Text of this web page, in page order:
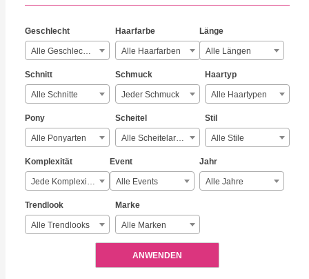
Geschlecht
Alle Geschlechter
Haarfarbe
Alle Haarfarben
Länge
Alle Längen
Schnitt
Alle Schnitte
Schmuck
Jeder Schmuck
Haartyp
Alle Haartypen
Pony
Alle Ponyarten
Scheitel
Alle Scheitelarten
Stil
Alle Stile
Komplexität
Jede Komplexität
Event
Alle Events
Jahr
Alle Jahre
Trendlook
Alle Trendlooks
Marke
Alle Marken
ANWENDEN